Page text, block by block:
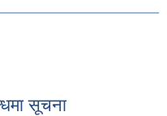
सूचना